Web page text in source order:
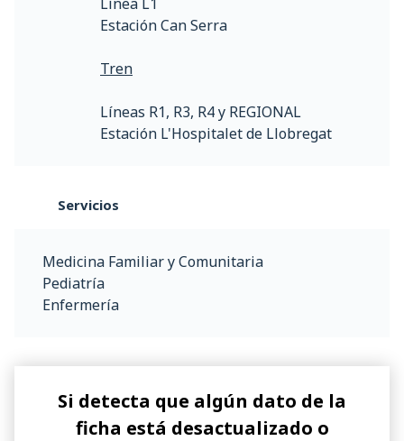
Estación Can Serra
Tren
Líneas R1, R3, R4 y REGIONAL
Estación L'Hospitalet de Llobregat
Servicios
Medicina Familiar y Comunitaria
Pediatría
Enfermería
Si detecta que algún dato de la
ficha está desactualizado o